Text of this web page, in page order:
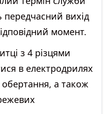
вихід
момент.
з 4 різцями
в електродрилях
а також